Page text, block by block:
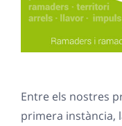
Entre els nostres
primera instància,